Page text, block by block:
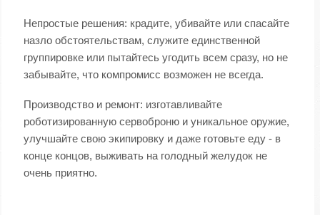
Непростые решения: крадите, убивайте или спасайте
назло обстоятельствам, служите единственной
группировке или пытайтесь угодить всем сразу, но не
забывайте, что компромисс возможен не всегда.
Производство и ремонт: изготавливайте
роботизированную сервоброню и уникальное оружие,
улучшайте свою экипировку и даже готовьте еду - в
конце концов, выживать на голодный желудок не
очень приятно.